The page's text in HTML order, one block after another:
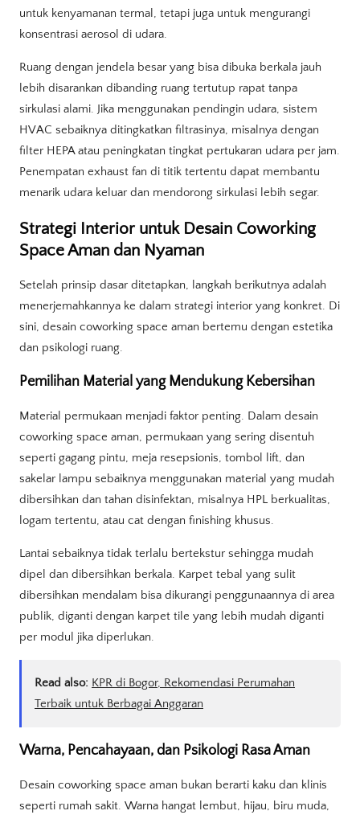
untuk kenyamanan termal, tetapi juga untuk mengurangi
konsentrasi aerosol di udara.
Ruang dengan jendela besar yang bisa dibuka berkala jauh
lebih disarankan dibanding ruang tertutup rapat tanpa
sirkulasi alami. Jika menggunakan pendingin udara, sistem
HVAC sebaiknya ditingkatkan filtrasinya, misalnya dengan
filter HEPA atau peningkatan tingkat pertukaran udara per jam.
Penempatan exhaust fan di titik tertentu dapat membantu
menarik udara keluar dan mendorong sirkulasi lebih segar.
Strategi Interior untuk Desain Coworking
Space Aman dan Nyaman
Setelah prinsip dasar ditetapkan, langkah berikutnya adalah
menerjemahkannya ke dalam strategi interior yang konkret. Di
sini, desain coworking space aman bertemu dengan estetika
dan psikologi ruang.
Pemilihan Material yang Mendukung Kebersihan
Material permukaan menjadi faktor penting. Dalam desain
coworking space aman, permukaan yang sering disentuh
seperti gagang pintu, meja resepsionis, tombol lift, dan
sakelar lampu sebaiknya menggunakan material yang mudah
dibersihkan dan tahan disinfektan, misalnya HPL berkualitas,
logam tertentu, atau cat dengan finishing khusus.
Lantai sebaiknya tidak terlalu bertekstur sehingga mudah
dipel dan dibersihkan berkala. Karpet tebal yang sulit
dibersihkan mendalam bisa dikurangi penggunaannya di area
publik, diganti dengan karpet tile yang lebih mudah diganti
per modul jika diperlukan.
Read also: KPR di Bogor, Rekomendasi Perumahan
Terbaik untuk Berbagai Anggaran
Warna, Pencahayaan, dan Psikologi Rasa Aman
Desain coworking space aman bukan berarti kaku dan klinis
seperti rumah sakit. Warna hangat lembut, hijau, biru muda,